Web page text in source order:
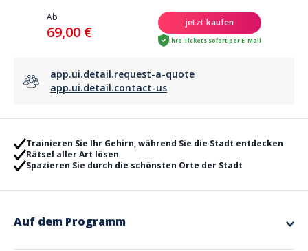
Ab
69,00 €
jetzt kaufen
Ihre Tickets sofort per E-Mail
app.ui.detail.request-a-quote
app.ui.detail.contact-us
Trainieren Sie Ihr Gehirn, während Sie die Stadt entdecken
Rätsel aller Art lösen
Spazieren Sie durch die schönsten Orte der Stadt
Auf dem Programm